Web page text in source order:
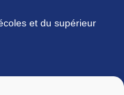
et du supérieur